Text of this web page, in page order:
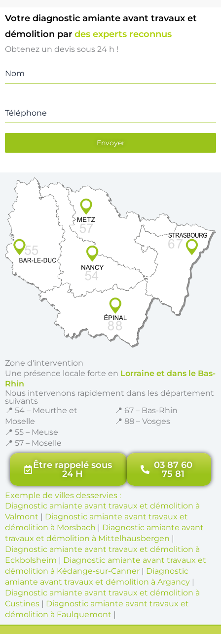
Votre diagnostic amiante avant travaux et
démolition par des experts reconnus
Obtenez un devis sous 24 h !
Nom
Téléphone
Envoyer
Zone d'intervention
Une présence locale forte en Lorraine et dans le Bas-
Rhin
Nous intervenons rapidement dans les département
suivants
📍 54 – Meurthe et
Moselle
📍 55 – Meuse
📍 57 – Moselle
📍 67 – Bas-Rhin
📍 88 – Vosges
Être rappelé sous
24 H
03 87 60
75 81
Exemple de villes desservies :
Diagnostic amiante avant travaux et démolition à
Valmont | Diagnostic amiante avant travaux et
démolition à Morsbach | Diagnostic amiante avant
travaux et démolition à Mittelhausbergen |
Diagnostic amiante avant travaux et démolition à
Eckbolsheim | Diagnostic amiante avant travaux et
démolition à Kédange-sur-Canner | Diagnostic
amiante avant travaux et démolition à Argancy |
Diagnostic amiante avant travaux et démolition à
Custines | Diagnostic amiante avant travaux et
démolition à Faulquemont |